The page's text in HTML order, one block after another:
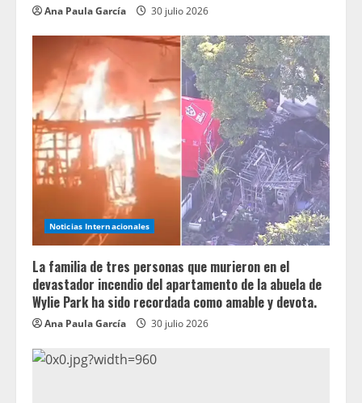
Ana Paula García 30 julio 2026
Noticias Internacionales
La familia de tres personas que murieron en el
devastador incendio del apartamento de la abuela de
Wylie Park ha sido recordada como amable y devota.
Ana Paula García 30 julio 2026